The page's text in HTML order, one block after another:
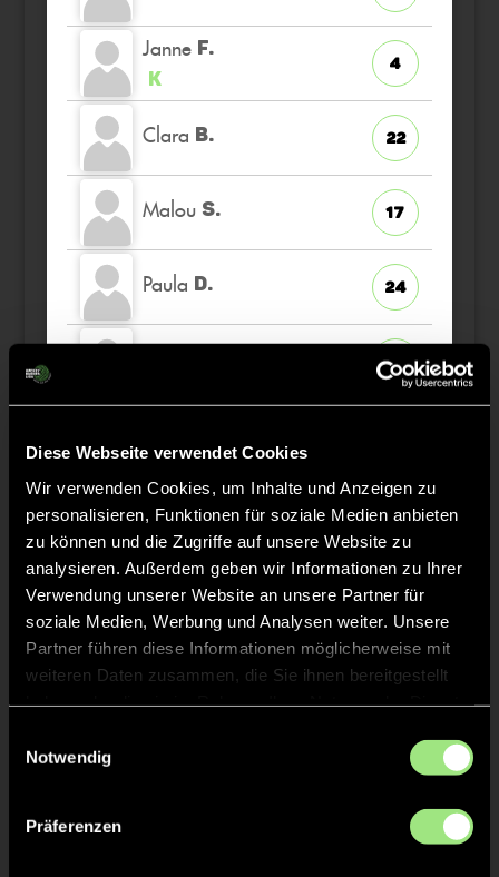
Diese Webseite verwendet Cookies
Wir verwenden Cookies, um Inhalte und Anzeigen zu
personalisieren, Funktionen für soziale Medien anbieten
zu können und die Zugriffe auf unsere Website zu
analysieren. Außerdem geben wir Informationen zu Ihrer
Verwendung unserer Website an unsere Partner für
soziale Medien, Werbung und Analysen weiter. Unsere
Partner führen diese Informationen möglicherweise mit
weiteren Daten zusammen, die Sie ihnen bereitgestellt
Notwendig
Präferenzen
Janne F.
K
4
Clara B. 22
Malou S. 17
Paula D. 24
77
Ida R.
TW
1
Staff
Adrian FLÜGGE
TW = Torwart & ETW = Ersatztorwart, K = Kapitän